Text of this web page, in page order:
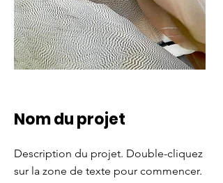
Nom du projet
Description du projet. Double-cliquez
sur la zone de texte pour commencer.